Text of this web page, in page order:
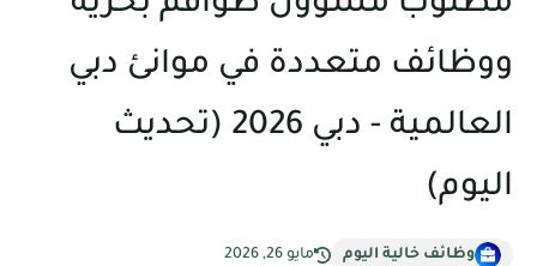
ووظائف متعددة في موانئ دبي
العالمية - دبي 2026 (تحديث
اليوم)
وظائف خالية اليوم مايو 26, 2026